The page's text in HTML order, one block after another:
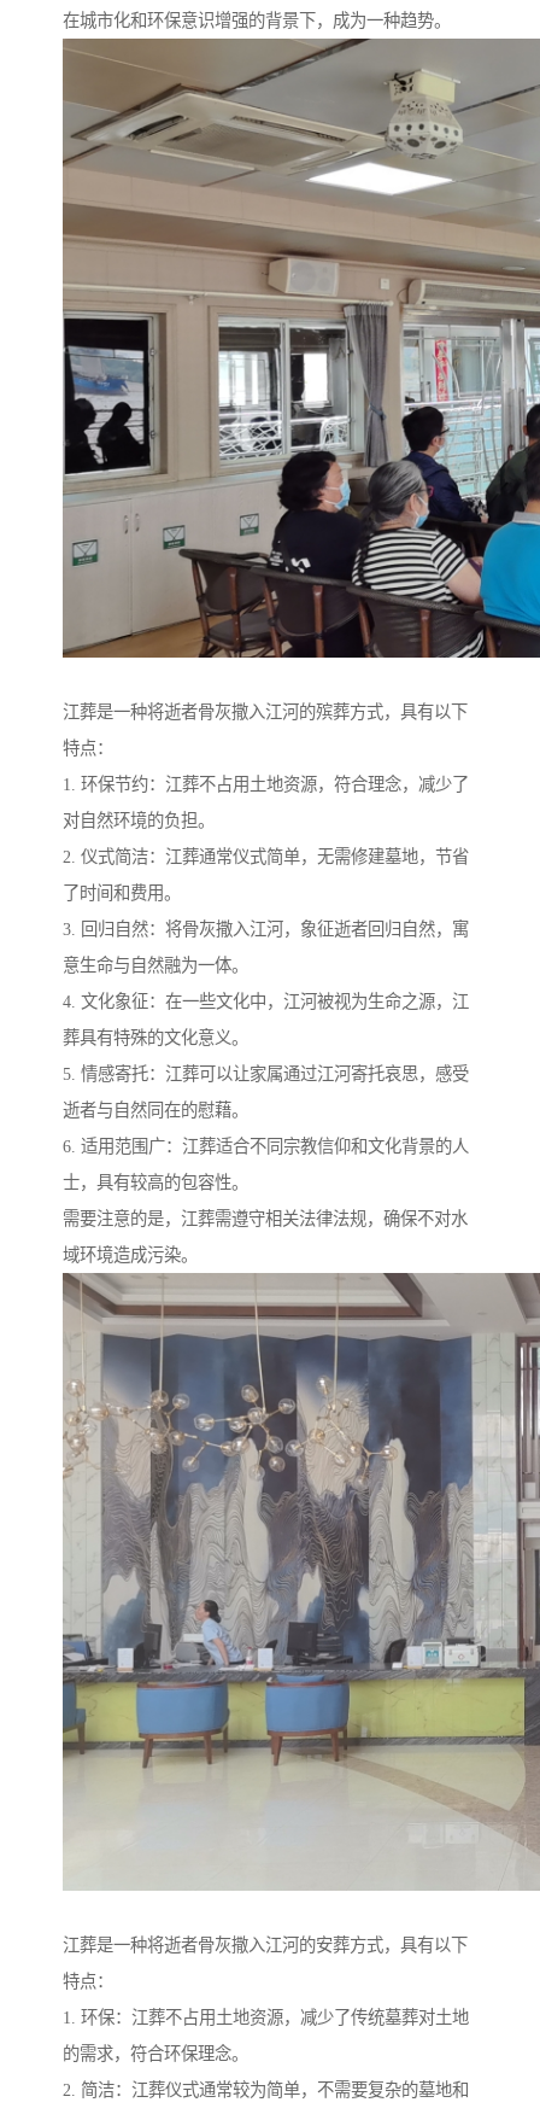
在城市化和环保意识增强的背景下，成为一种趋势。
江葬是一种将逝者骨灰撒入江河的殡葬方式，具有以下
特点：
1. 环保节约：江葬不占用土地资源，符合理念，减少了
对自然环境的负担。
2. 仪式简洁：江葬通常仪式简单，无需修建墓地，节省
了时间和费用。
3. 回归自然：将骨灰撒入江河，象征逝者回归自然，寓
意生命与自然融为一体。
4. 文化象征：在一些文化中，江河被视为生命之源，江
葬具有特殊的文化意义。
5. 情感寄托：江葬可以让家属通过江河寄托哀思，感受
逝者与自然同在的慰藉。
6. 适用范围广：江葬适合不同宗教信仰和文化背景的人
士，具有较高的包容性。
需要注意的是，江葬需遵守相关法律法规，确保不对水
域环境造成污染。
江葬是一种将逝者骨灰撒入江河的安葬方式，具有以下
特点：
1. 环保：江葬不占用土地资源，减少了传统墓葬对土地
的需求，符合环保理念。
2. 简洁：江葬仪式通常较为简单，不需要复杂的墓地和